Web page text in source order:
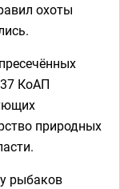
охоты
КоАП
природных
рыбаков